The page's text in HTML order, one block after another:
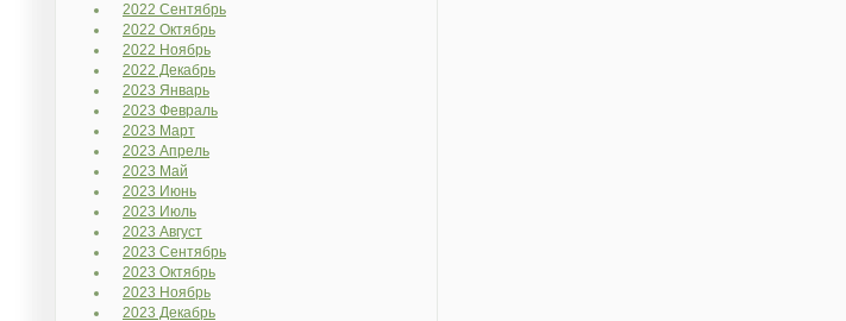
2022 Сентябрь
2022 Октябрь
2022 Ноябрь
2022 Декабрь
2023 Январь
2023 Февраль
2023 Март
2023 Апрель
2023 Май
2023 Июнь
2023 Июль
2023 Август
2023 Сентябрь
2023 Октябрь
2023 Ноябрь
2023 Декабрь